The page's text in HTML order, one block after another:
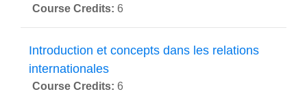
Course Credits: 6
Introduction et concepts dans les relations
internationales
Course Credits: 6